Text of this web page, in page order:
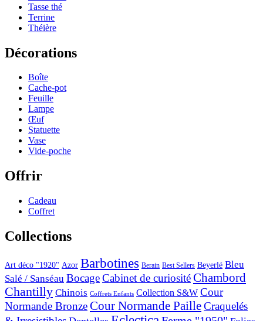
Tasse thé
Terrine
Théière
Décorations
Boîte
Cache-pot
Feuille
Lampe
Œuf
Statuette
Vase
Vide-poche
Offrir
Cadeau
Coffret
Collections
Art déco "1920" Azor Barbotines Berain Best Sellers Beyerlé Bleu
Salé / Sanséau BocageCabinet de curiositéChambord
Chantilly Chinois Coffrets Enfants Collection S&W Cour
Normande BronzeCour Normande PailleCraquelés